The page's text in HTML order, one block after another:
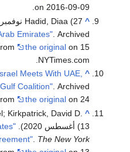
on 2016-09-09.
^ Hadid, Diaa (27 نوفمبر 2015).
Emirates" . Archived
the original
NYTimes.com.
^
Meets With UAE,
Coalition". Archived
the original on 24 يوليو 2020.
^
Kirkpatrick, David D.
(13 أغسطس 2020).
The New York